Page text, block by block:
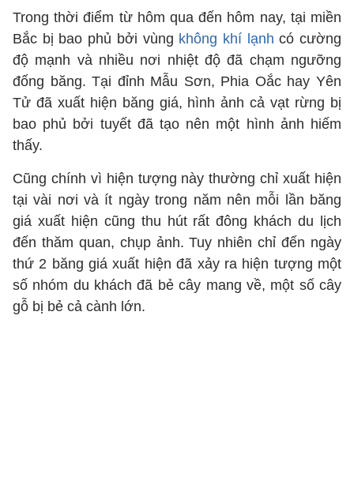
Trong thời điểm từ hôm qua đến hôm nay, tại miền
Bắc bị bao phủ bởi vùng không khí lạnh có cường
độ mạnh và nhiều nơi nhiệt độ đã chạm ngưỡng
đống băng. Tại đỉnh Mẫu Sơn, Phia Oắc hay Yên
Tử đã xuất hiện băng giá, hình ảnh cả vạt rừng bị
bao phủ bởi tuyết đã tạo nên một hình ảnh hiếm
thấy.
Cũng chính vì hiện tượng này thường chỉ xuất hiện
tại vài nơi và ít ngày trong năm nên mỗi lần băng
giá xuất hiện cũng thu hút rất đông khách du lịch
đến thăm quan, chụp ảnh. Tuy nhiên chỉ đến ngày
thứ 2 băng giá xuất hiện đã xảy ra hiện tượng một
số nhóm du khách đã bẻ cây mang về, một số cây
gỗ bị bẻ cả cành lớn.